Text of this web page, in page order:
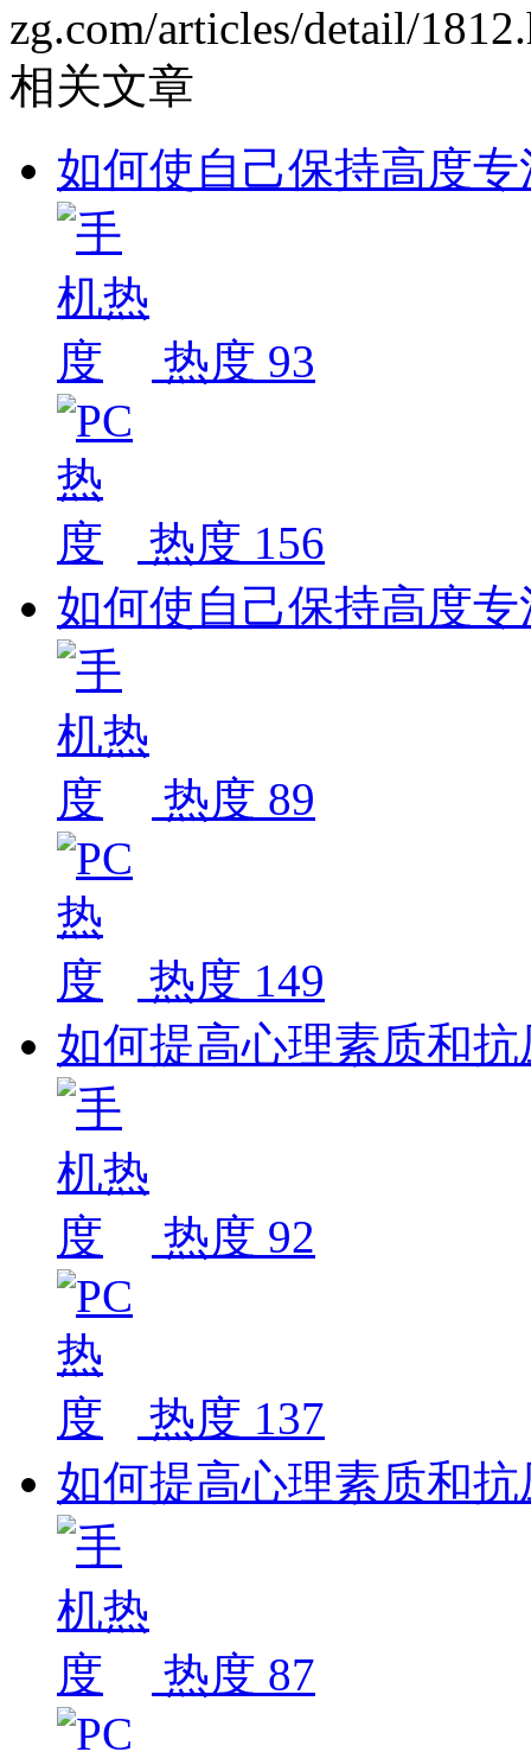
zg.com/articles/detail/
相关文章
如何使自己保持高度
热度 93
热度 156
如何使自己保持高度
热度 89
热度 149
如何提高心理素质和
热度 92
热度 137
如何提高心理素质和
热度 87